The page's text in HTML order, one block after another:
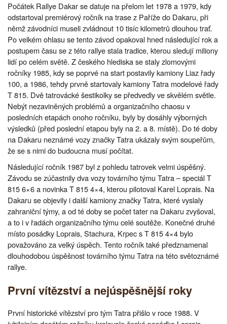
Počátek Rallye Dakar se datuje na přelom let 1978 a 1979, kdy
odstartoval premiérový ročník na trase z Paříže do Dakaru, při
němž závodníci museli zvládnout 10 tisíc kilometrů dlouhou trať.
Po velkém ohlasu se tento závod opakoval hned následující rok a
postupem času se z této rallye stala tradice, kterou sledují miliony
lidí po celém světě. Z českého hlediska se staly zlomovými
ročníky 1985, kdy se poprvé na start postavily kamiony Liaz řady
100, a 1986, tehdy prvně startovaly kamiony Tatra modelové řady
T 815. Dvě tatrovácké šestikolky se předvedly ve skvělém světle.
Nebýt nezaviněných problémů a organizačního chaosu v
posledních etapách onoho ročníku, byly by dosáhly výborných
výsledků (před poslední etapou byly na 2. a 8. místě). Do té doby
na Dakaru neznámé vozy značky Tatra ukázaly svým soupeřům,
že se s nimi do budoucna musí počítat.
Následující ročník 1987 byl z pohledu tatrovek velmi úspěšný.
Závodu se zúčastnily dva vozy továrního týmu Tatra – speciál T
815 6×6 a novinka T 815 4×4, kterou pilotoval Karel Loprais. Na
Dakaru se objevily i další kamiony značky Tatra, které vyslaly
zahraniční týmy, a od té doby se počet tater na Dakaru zvyšoval,
a to i v řadách organizačního týmu celé soutěže. Konečné druhé
místo posádky Loprais, Stachura, Krpec s T 815 4×4 bylo
považováno za velký úspěch. Tento ročník také předznamenal
dlouhodobou úspěšnost továrního týmu Tatra na této světoznámé
rallye.
První vítězství a nejúspěšnější roky
První historické vítězství pro tým Tatra přišlo v roce 1988. V